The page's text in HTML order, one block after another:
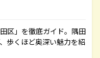
区」を徹底ガイド。隅田
歩くほど奥深い魅力を紹